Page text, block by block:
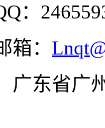
：
箱：
广东省广